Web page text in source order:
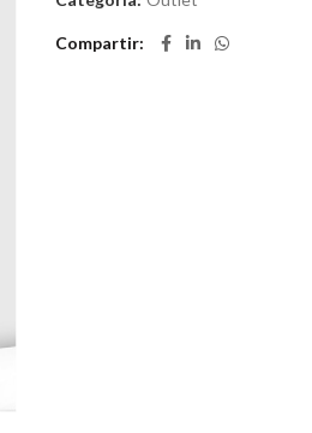
Compartir